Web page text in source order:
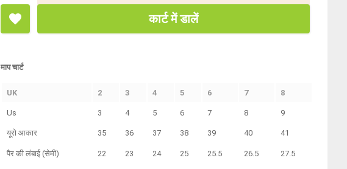
कार्ट में डालें
माप चार्ट
UK 2 3 4 5 6 7 8
Us 3 4 5 6 7 8 9
यूरो आकार 35 36 37 38 39 40 41
पैर की लंबाई (सेमी) 22 23 24 25 25.5 26.5 27.5